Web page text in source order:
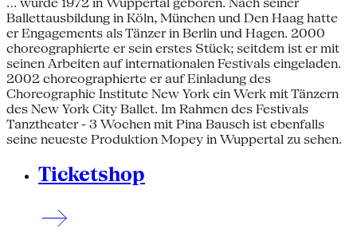
Ballettausbildung in Köln, München und Den Haag hatte
er Engagements als Tänzer in Berlin und Hagen. 2000
choreographierte er sein erstes Stück; seitdem ist er mit
seinen Arbeiten auf internationalen Festivals eingeladen.
2002 choreographierte er auf Einladung des
Choreographic Institute New York ein Werk mit Tänzern
des New York City Ballet. Im Rahmen des Festivals
Tanztheater - 3 Wochen mit Pina Bausch ist ebenfalls
seine neueste Produktion Mopey in Wuppertal zu sehen.
Ticketshop